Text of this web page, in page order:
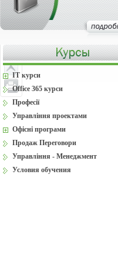
IT курси
Office 365 курси
Професії
Управління проектами
Офісні програми
Продаж Переговори
Управління - Менеджмент
Условия обучения